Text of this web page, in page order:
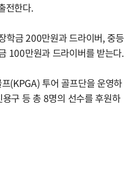
전한다.
학금 200만원과 드라이버, 중등
100만원과 드라이버를 받는다.
(KPGA) 투어 골프단을 운영하
구 등 총 8명의 선수를 후원하